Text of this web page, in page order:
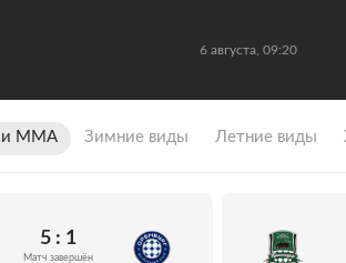
6 августа, 09:20
и ММА Зимние виды Летние виды
5 : 1
Матч завершён